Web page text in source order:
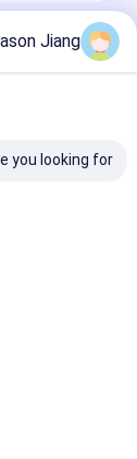
Jiang
you looking for?